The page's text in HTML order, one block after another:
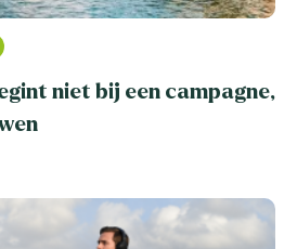
niet bij een campagne,